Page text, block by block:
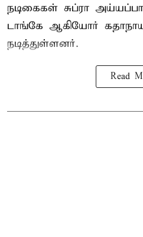
நடிகைகள் சுப்ரா அய்யப்பா
டாங்கே ஆகியோர்
நடித்துள்ளனர்.
Read